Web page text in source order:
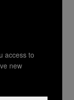
access to
new